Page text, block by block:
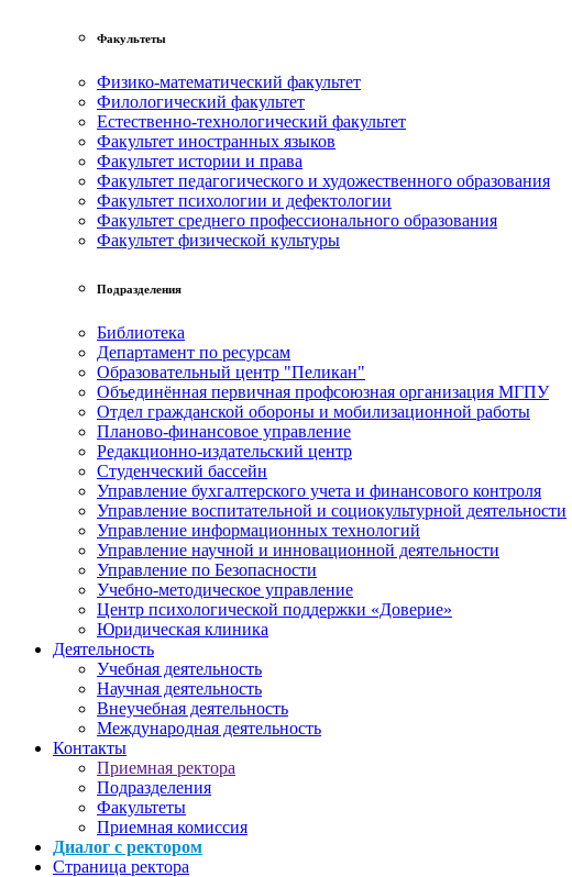
Факультеты
Физико-математический факультет
Филологический факультет
Естественно-технологический факультет
Факультет иностранных языков
Факультет истории и права
Факультет педагогического и художественного образования
Факультет психологии и дефектологии
Факультет среднего профессионального образования
Факультет физической культуры
Подразделения
Библиотека
Департамент по ресурсам
Образовательный центр "Пеликан"
Объединённая первичная профсоюзная организация МГПУ
Отдел гражданской обороны и мобилизационной работы
Планово-финансовое управление
Редакционно-издательский центр
Студенческий бассейн
Управление бухгалтерского учета и финансового контроля
Управление воспитательной и социокультурной деятельности
Управление информационных технологий
Управление научной и инновационной деятельности
Управление по Безопасности
Учебно-методическое управление
Центр психологической поддержки «Доверие»
Юридическая клиника
Деятельность
Учебная деятельность
Научная деятельность
Внеучебная деятельность
Международная деятельность
Контакты
Приемная ректора
Подразделения
Факультеты
Приемная комиссия
Диалог с ректором
Страница ректора